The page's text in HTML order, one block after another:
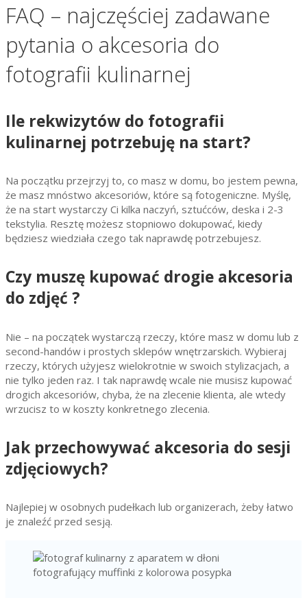
FAQ – najczęściej zadawane
pytania o akcesoria do
fotografii kulinarnej
Ile rekwizytów do fotografii
kulinarnej potrzebuję na start?
Na początku przejrzyj to, co masz w domu, bo jestem pewna,
że masz mnóstwo akcesoriów, które są fotogeniczne. Myślę,
że na start wystarczy Ci kilka naczyń, sztućców, deska i 2-3
tekstylia. Resztę możesz stopniowo dokupować, kiedy
będziesz wiedziała czego tak naprawdę potrzebujesz.
Czy muszę kupować drogie akcesoria
do zdjęć ?
Nie – na początek wystarczą rzeczy, które masz w domu lub z
second-handów i prostych sklepów wnętrzarskich. Wybieraj
rzeczy, których użyjesz wielokrotnie w swoich stylizacjach, a
nie tylko jeden raz. I tak naprawdę wcale nie musisz kupować
drogich akcesoriów, chyba, że na zlecenie klienta, ale wtedy
wrzucisz to w koszty konkretnego zlecenia.
Jak przechowywać akcesoria do sesji
zdjęciowych?
Najlepiej w osobnych pudełkach lub organizerach, żeby łatwo
je znaleźć przed sesją.